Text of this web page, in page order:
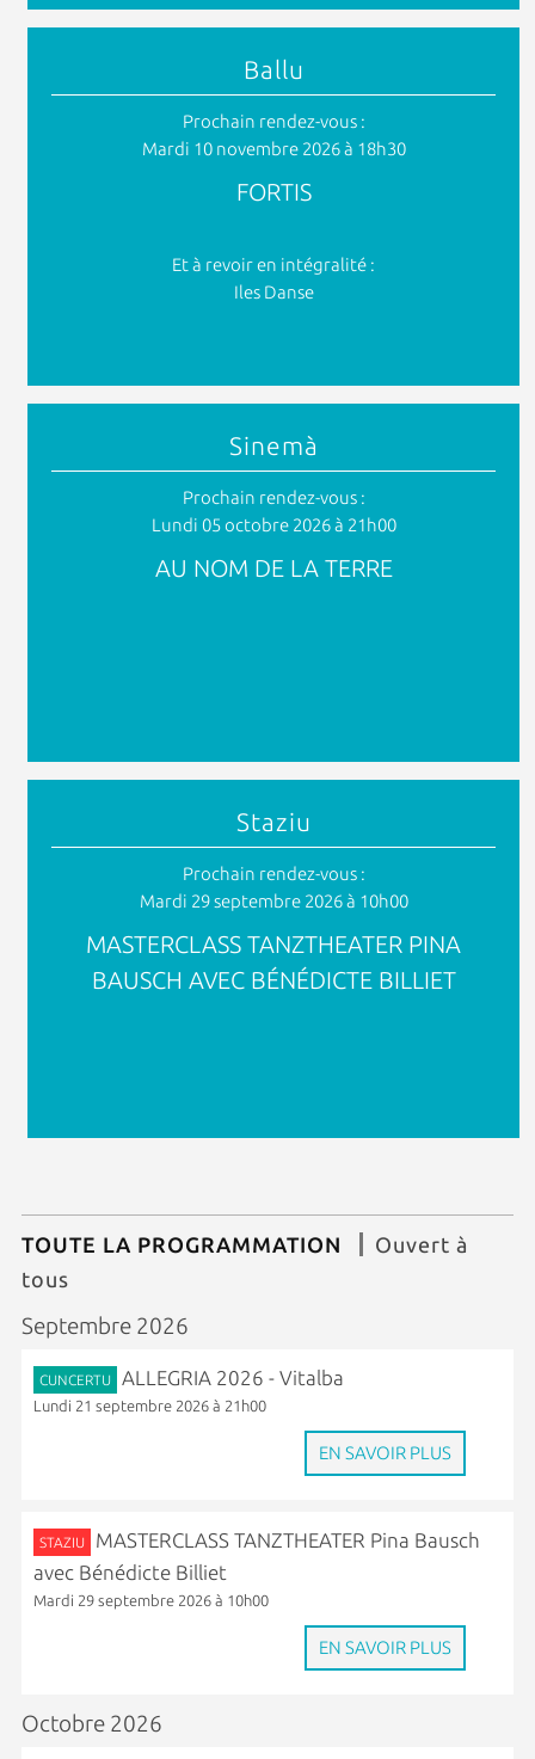
Ballu
Prochain rendez-vous :
Mardi 10 novembre 2026 à 18h30
FORTIS
Et à revoir en intégralité :
Iles Danse
Sinemà
Prochain rendez-vous :
Lundi 05 octobre 2026 à 21h00
AU NOM DE LA TERRE
Staziu
Prochain rendez-vous :
Mardi 29 septembre 2026 à 10h00
MASTERCLASS TANZTHEATER PINA
BAUSCH AVEC BÉNÉDICTE BILLIET
TOUTE LA PROGRAMMATION
Ouvert à
tous
Septembre 2026
CUNCERTU ALLEGRIA 2026 - Vitalba
Lundi 21 septembre 2026 à 21h00
EN SAVOIR PLUS
STAZIU
MASTERCLASS TANZTHEATER Pina Bausch
avec Bénédicte Billiet
Mardi 29 septembre 2026 à 10h00
EN SAVOIR PLUS
Octobre 2026